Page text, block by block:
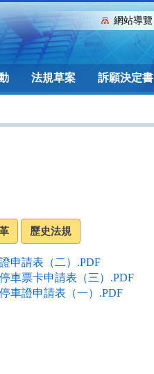
::: 網站導覽
法規草案 訴願決定書
申請表（二）.PDF
車票卡申請表（三）.PDF
車證申請表（一）.PDF